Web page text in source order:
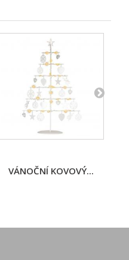
VÁNOČNÍ KOVOVÝ...